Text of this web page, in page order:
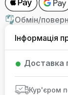
Обмін/
Інформація
Доставка
Кур'єром